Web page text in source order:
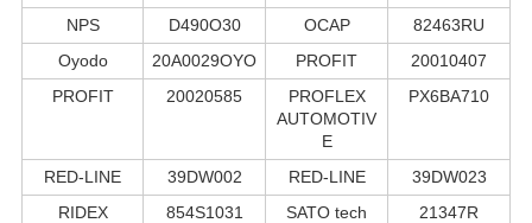
NPS
D490O30 OCAP
82463RU
Oyodo
20A0029OYO PROFIT
20010407
PROFIT
20020585
PROFLEX
AUTOMOTIV
E
PX6BA710
RED-LINE 39DW002 RED-LINE
39DW023
RIDEX
854S1031 SATO tech
21347R